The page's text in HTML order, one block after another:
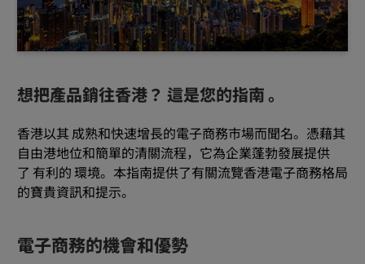
想把產品銷往香港？ 這是您的指南 。
香港以其 成熟和快速增長的電子商務市場而聞名。憑藉其
自由港地位和簡單的清關流程，它為企業蓬勃發展提供
了 有利的 環境。本指南提供了有關流覽香港電子商務格局
的寶貴資訊和提示。
電子商務的機會和優勢